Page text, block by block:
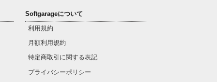
Softgarageについて
利用規約
月額利用規約
特定商取引に関する表記
プライバシーポリシー